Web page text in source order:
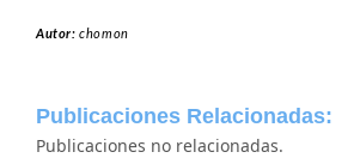
Autor:chomon
Publicaciones Relacionadas:
Publicaciones no relacionadas.